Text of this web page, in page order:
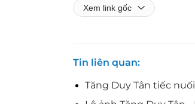
Xem link gốc
Tin liên quan
Tăng Duy Tân tiếc